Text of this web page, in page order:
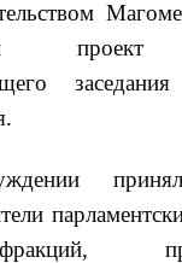
проект